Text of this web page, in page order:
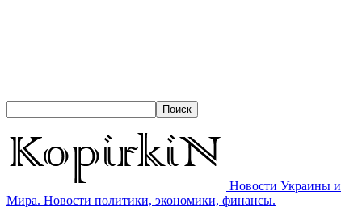
Новости Украины и
Мира. Новости политики, экономики, финансы.